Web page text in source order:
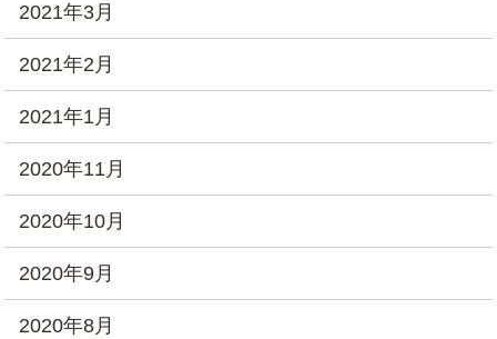
2021年3月
2021年2月
2021年1月
2020年11月
2020年10月
2020年9月
2020年8月